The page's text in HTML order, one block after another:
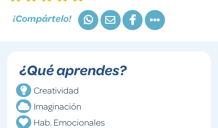
¡Compártelo!
¿Qué aprendes?
Creatividad
Imaginación
Hab. Emocionales